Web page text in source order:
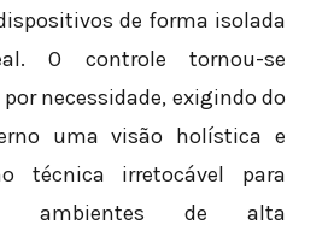
de forma isolada
O controle tornou-se
necessidade, exigindo do
uma visão holística e
técnica irretocável para
ambientes de alta